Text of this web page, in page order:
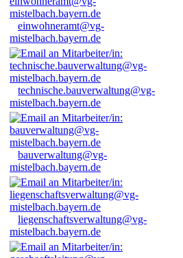
einwohneramt@vg-
mistelbach.bayern.de
technische.bauverwaltung@vg-
mistelbach.bayern.de
bauverwaltung@vg-
mistelbach.bayern.de
liegenschaftsverwaltung@vg-
mistelbach.bayern.de